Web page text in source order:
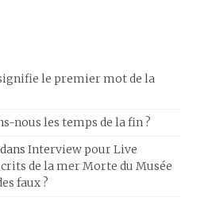
le premier mot de la
nous les temps de la fin ?
dans Interview pour Live
de la mer Morte du Musée
faux ?